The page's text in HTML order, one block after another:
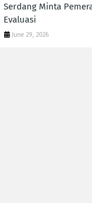
Serdang Minta
Evaluasi
June 29, 2026